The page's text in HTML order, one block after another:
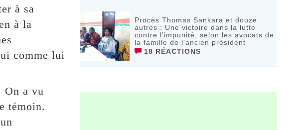
à sa
à la
comme lui
On a vu
témoin.
Procès Thomas Sankara et douze
autres : Une victoire dans la lutte
contre l’impunité, selon les avocats de
la famille de l’ancien président
18 RÉACTIONS